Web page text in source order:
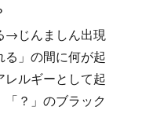
→じんましん出現
る」の間に何が起
レルギーとして起
「？」のブラック